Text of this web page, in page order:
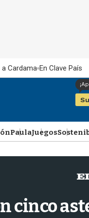
Cardama En Clave País
PaulaJuegos
cinco